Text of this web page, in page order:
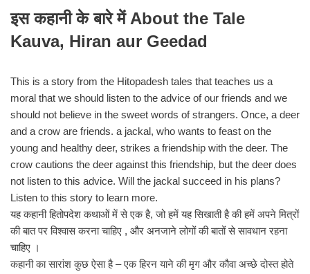
इस कहानी के बारे में About the Tale
Kauva, Hiran aur Geedad
This is a story from the Hitopadesh tales that teaches us a
moral that we should listen to the advice of our friends and we
should not believe in the sweet words of strangers. Once, a deer
and a crow are friends. a jackal, who wants to feast on the
young and healthy deer, strikes a friendship with the deer. The
crow cautions the deer against this friendship, but the deer does
not listen to this advice. Will the jackal succeed in his plans?
Listen to this story to learn more.
यह कहानी हितोपदेश कथाओं में से एक है, जो हमें यह सिखाती है की हमें अपने मित्रों
की बात पर विश्वास करना चाहिए , और अनजाने लोगों की बातों से सावधान रहना
चाहिए ।
कहानी का सारांश कुछ ऐसा है – एक हिरन याने की मृग और कौवा अच्छे दोस्त होते